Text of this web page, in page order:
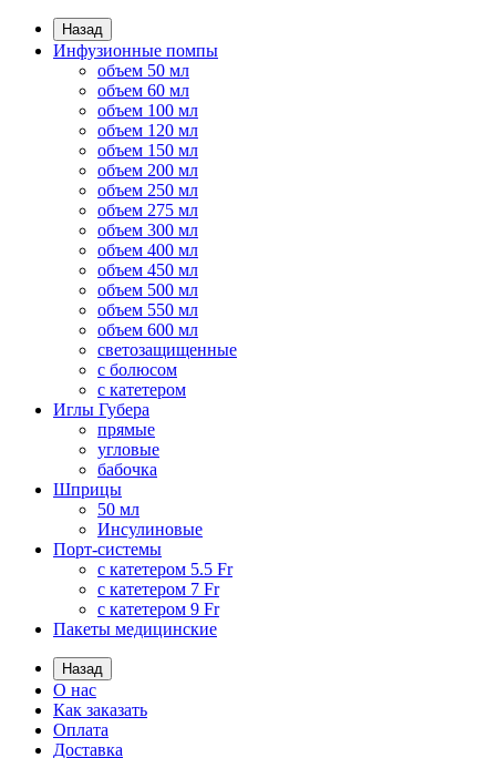
Назад
Инфузионные помпы
объем 50 мл
объем 60 мл
объем 100 мл
объем 120 мл
объем 150 мл
объем 200 мл
объем 250 мл
объем 275 мл
объем 300 мл
объем 400 мл
объем 450 мл
объем 500 мл
объем 550 мл
объем 600 мл
светозащищенные
с болюсом
с катетером
Иглы Губера
прямые
угловые
бабочка
Шприцы
50 мл
Инсулиновые
Порт-системы
с катетером 5.5 Fr
с катетером 7 Fr
с катетером 9 Fr
Пакеты медицинские
Назад
О нас
Как заказать
Оплата
Доставка